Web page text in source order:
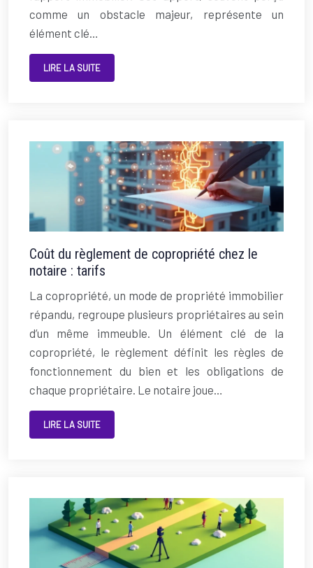
comme un obstacle majeur, représente un
élément clé…
LIRE LA SUITE
Coût du règlement de copropriété chez le
notaire : tarifs
La copropriété, un mode de propriété immobilier
répandu, regroupe plusieurs propriétaires au sein
d’un même immeuble. Un élément clé de la
copropriété, le règlement définit les règles de
fonctionnement du bien et les obligations de
chaque propriétaire. Le notaire joue…
LIRE LA SUITE